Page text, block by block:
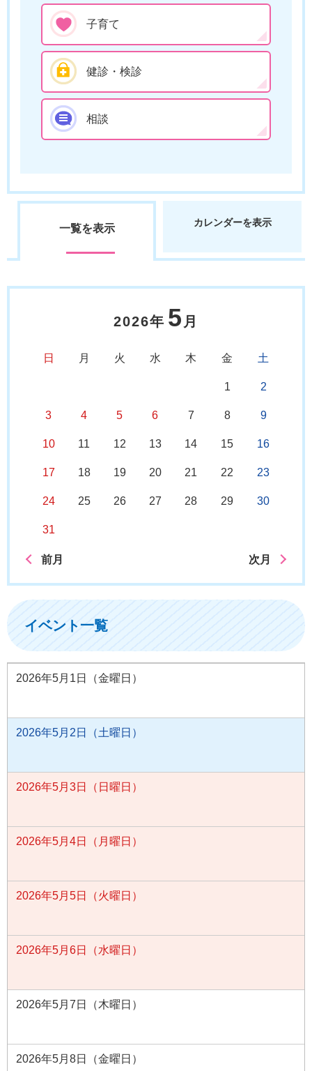
子育て
健診・検診
相談
一覧を表示 カレンダーを表示
2026年 5 月
日 月 火 水 木 金 土
1 2
3 4 5 6 7 8 9
10 11 12 13 14 15 16
17 18 19 20 21 22 23
24 25 26 27 28 29 30
31
前月 次月
イベント一覧
2026年5月1日（金曜日）
2026年5月2日（土曜日）
2026年5月3日（日曜日）
2026年5月4日（月曜日）
2026年5月5日（火曜日）
2026年5月6日（水曜日）
2026年5月7日（木曜日）
2026年5月8日（金曜日）